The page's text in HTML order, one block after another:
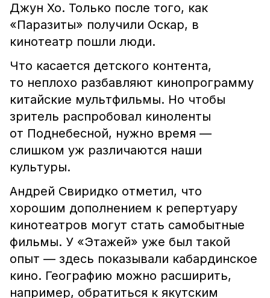
Джун Хо. Только после того, как
«Паразиты» получили Оскар, в
кинотеатр пошли люди.
Что касается детского контента,
то неплохо разбавляют кинопрограмму
китайские мультфильмы. Но чтобы
зритель распробовал киноленты
от Поднебесной, нужно время —
слишком уж различаются наши
культуры.
Андрей Свиридко отметил, что
хорошим дополнением к репертуару
кинотеатров могут стать самобытные
фильмы. У «Этажей» уже был такой
опыт — здесь показывали кабардинское
кино. Географию можно расширить,
например, обратиться к якутским